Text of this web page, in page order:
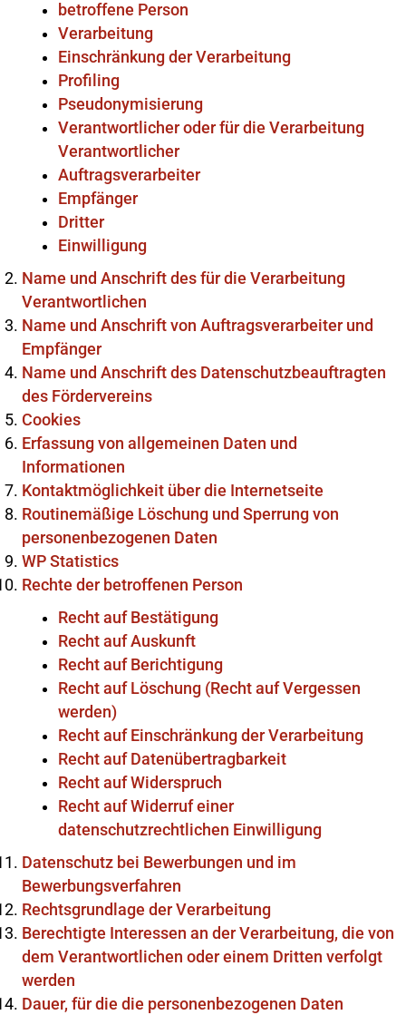
betroffene Person
Verarbeitung
Einschränkung der Verarbeitung
Profiling
Pseudonymisierung
Verantwortlicher oder für die Verarbeitung
Verantwortlicher
Auftragsverarbeiter
Empfänger
Dritter
Einwilligung
Name und Anschrift des für die Verarbeitung
Verantwortlichen
Name und Anschrift von Auftragsverarbeiter und
Empfänger
Name und Anschrift des Datenschutzbeauftragten
des Fördervereins
Cookies
Erfassung von allgemeinen Daten und
Informationen
Kontaktmöglichkeit über die Internetseite
Routinemäßige Löschung und Sperrung von
personenbezogenen Daten
WP Statistics
Rechte der betroffenen Person
Recht auf Bestätigung
Recht auf Auskunft
Recht auf Berichtigung
Recht auf Löschung (Recht auf Vergessen
werden)
Recht auf Einschränkung der Verarbeitung
Recht auf Datenübertragbarkeit
Recht auf Widerspruch
Recht auf Widerruf einer
datenschutzrechtlichen Einwilligung
Datenschutz bei Bewerbungen und im
Bewerbungsverfahren
Rechtsgrundlage der Verarbeitung
Berechtigte Interessen an der Verarbeitung, die von
dem Verantwortlichen oder einem Dritten verfolgt
werden
Dauer, für die die personenbezogenen Daten